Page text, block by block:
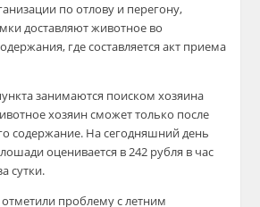
по отлову и перегону,
доставляют животное во
где составляется акт приема
занимаются поиском хозяина
хозяин сможет только после
содержание. На сегодняшний день
оценивается в 242 рубля в час
сутки.
проблему с летним